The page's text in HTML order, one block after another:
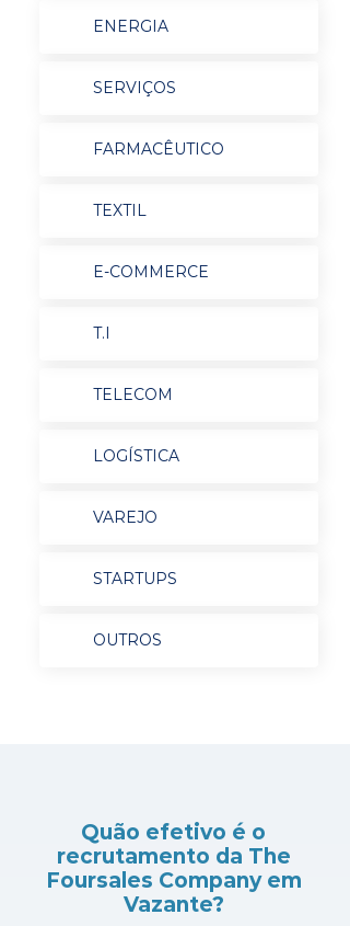
ENERGIA
SERVIÇOS
FARMACÊUTICO
TEXTIL
E-COMMERCE
T.I
TELECOM
LOGÍSTICA
VAREJO
STARTUPS
OUTROS
Quão efetivo é o
recrutamento da The
Foursales Company em
Vazante?